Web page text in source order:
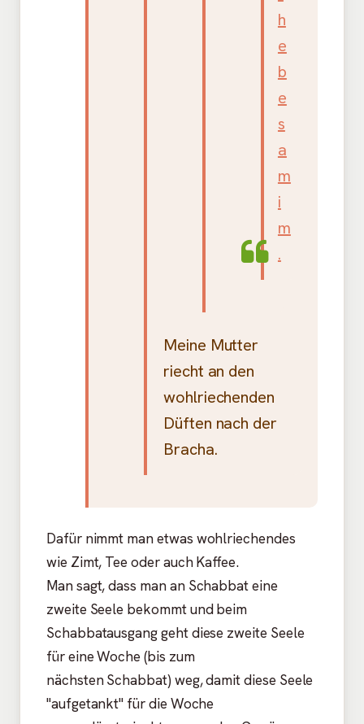
Meine Mutter
riecht an den
wohlriechenden
Düften nach der
Bracha.
Dafür nimmt man etwas wohlriechendes
wie Zimt, Tee oder auch Kaffee.
Man sagt, dass man an Schabbat eine
zweite Seele bekommt und beim
Schabbatausgang geht diese zweite Seele
für eine Woche (bis zum
nächsten Schabbat) weg, damit diese Seele
"aufgetankt" für die Woche